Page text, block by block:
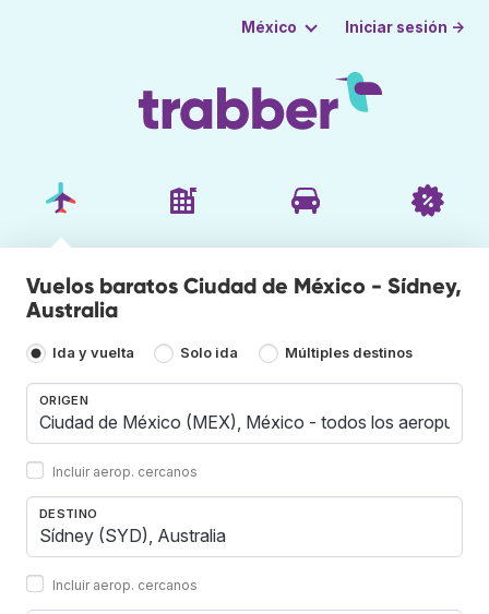
México Iniciar sesión →
Vuelos baratos Ciudad de México - Sídney,
Australia
Ida y vuelta Solo ida Múltiples destinos
ORIGEN
Incluir aerop. cercanos
DESTINO
Incluir aerop. cercanos